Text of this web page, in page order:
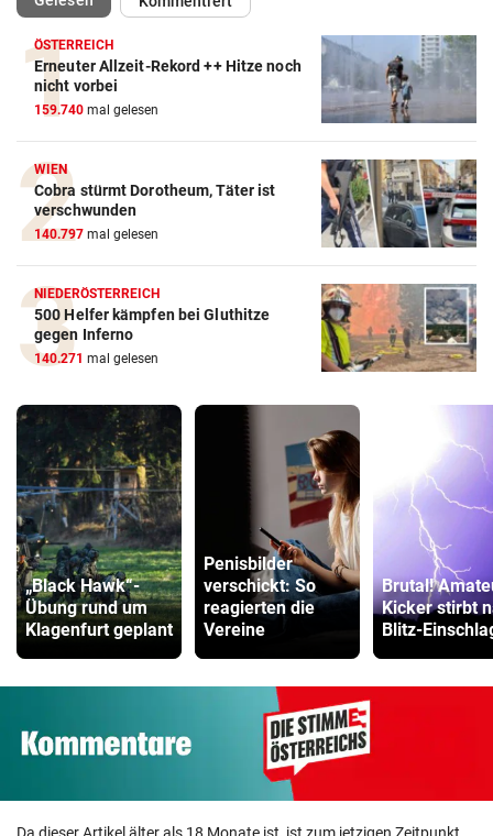
ÖSTERREICH
Erneuter Allzeit-Rekord ++ Hitze noch
nicht vorbei
159.740 mal gelesen
WIEN
Cobra stürmt Dorotheum, Täter ist
verschwunden
140.797 mal gelesen
NIEDERÖSTERREICH
500 Helfer kämpfen bei Gluthitze
gegen Inferno
140.271 mal gelesen
„Black Hawk“-
Übung rund um
Klagenfurt geplant
Penisbilder
verschickt: So
reagierten die
Vereine
Brutal!
Kicker stirbt
Blitz-
Da dieser Artikel älter als 18 Monate ist, ist zum jetzigen Zeitpunkt